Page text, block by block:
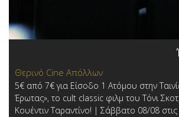
Θερινό Cine Απόλλων
5€ από 7€ για Είσοδο 1 Ατόμου στην
Έρωτας», το cult classic φιλμ του Τόνι
Κουέντιν Ταραντίνο! | Σάββατο 08/08